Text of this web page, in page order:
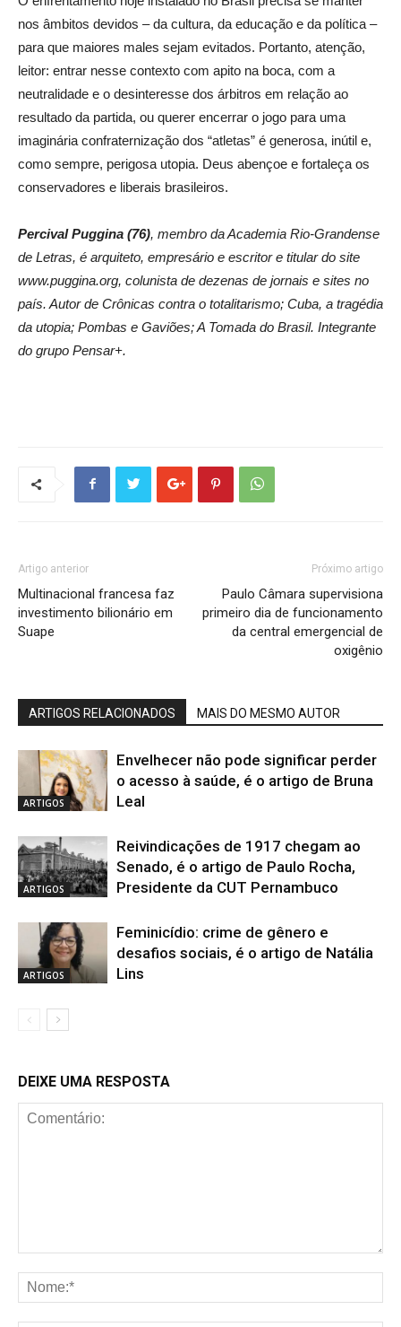
nos âmbitos devidos – da cultura, da educação e da política –
para que maiores males sejam evitados. Portanto, atenção,
leitor: entrar nesse contexto com apito na boca, com a
neutralidade e o desinteresse dos árbitros em relação ao
resultado da partida, ou querer encerrar o jogo para uma
imaginária confraternização dos “atletas” é generosa, inútil e,
como sempre, perigosa utopia. Deus abençoe e fortaleça os
conservadores e liberais brasileiros.
Percival Puggina (76), membro da Academia Rio-Grandense
de Letras, é arquiteto, empresário e escritor e titular do site
www.puggina.org, colunista de dezenas de jornais e sites no
país. Autor de Crônicas contra o totalitarismo; Cuba, a tragédia
da utopia; Pombas e Gaviões; A Tomada do Brasil. Integrante
do grupo Pensar+.
Artigo anterior
Multinacional francesa faz
investimento bilionário em
Suape
Próximo artigo
Paulo Câmara supervisiona
primeiro dia de funcionamento
da central emergencial de
oxigênio
ARTIGOS RELACIONADOS MAIS DO MESMO AUTOR
ARTIGOS
Envelhecer não pode significar perder
o acesso à saúde, é o artigo de Bruna
Leal
ARTIGOS
Reivindicações de 1917 chegam ao
Senado, é o artigo de Paulo Rocha,
Presidente da CUT Pernambuco
ARTIGOS
Feminicídio: crime de gênero e
desafios sociais, é o artigo de Natália
Lins
DEIXE UMA RESPOSTA